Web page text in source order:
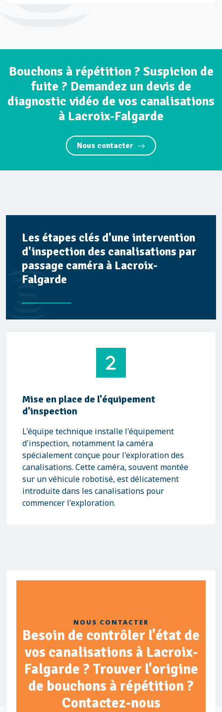
Bouchons à répétition ? Suspicion de
fuite ? Demandez un devis de
diagnostic vidéo de vos canalisations
à Lacroix-Falgarde
Nous contacter
Les étapes clés d'une intervention
d'inspection des canalisations par
passage caméra à Lacroix-
Falgarde
Mise en place de l'équipement
d'inspection
L'équipe technique installe l'équipement
d'inspection, notamment la caméra
spécialement conçue pour l'exploration des
canalisations. Cette caméra, souvent montée
sur un véhicule robotisé, est délicatement
introduite dans les canalisations pour
commencer l'exploration.
NOUS CONTACTER
Besoin de contrôler l'état de
vos canalisations à Lacroix-
Falgarde ? Trouver l'origine
de bouchons à répétition ?
Contactez-nous